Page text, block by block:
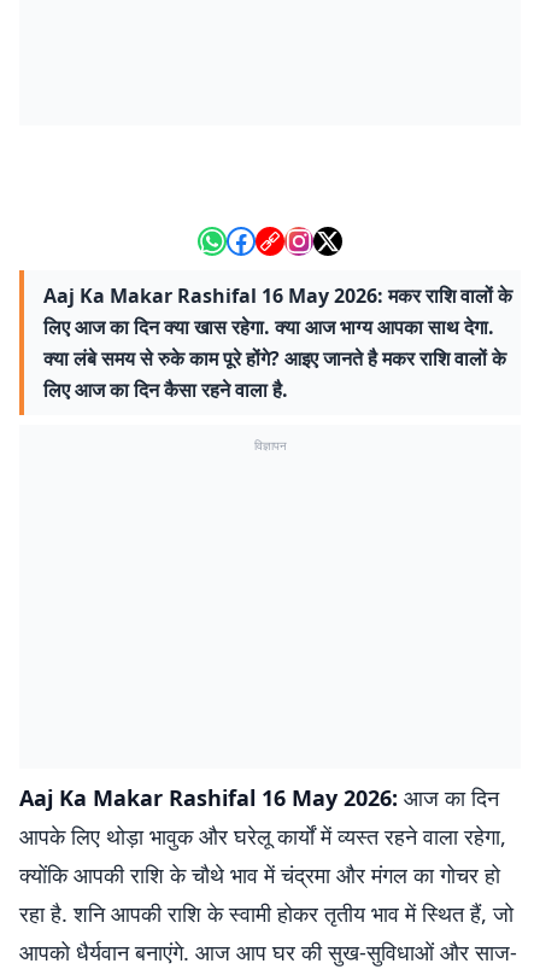
Aaj Ka Makar Rashifal 16 May 2026: मकर राशि वालों के
लिए आज का दिन क्या खास रहेगा. क्या आज भाग्य आपका साथ देगा.
क्या लंबे समय से रुके काम पूरे होंगे? आइए जानते है मकर राशि वालों के
लिए आज का दिन कैसा रहने वाला है.
विज्ञापन
Aaj Ka Makar Rashifal 16 May 2026: आज का दिन
आपके लिए थोड़ा भावुक और घरेलू कार्यों में व्यस्त रहने वाला रहेगा,
क्योंकि आपकी राशि के चौथे भाव में चंद्रमा और मंगल का गोचर हो
रहा है. शनि आपकी राशि के स्वामी होकर तृतीय भाव में स्थित हैं, जो
आपको धैर्यवान बनाएंगे. आज आप घर की सुख-सुविधाओं और साज-